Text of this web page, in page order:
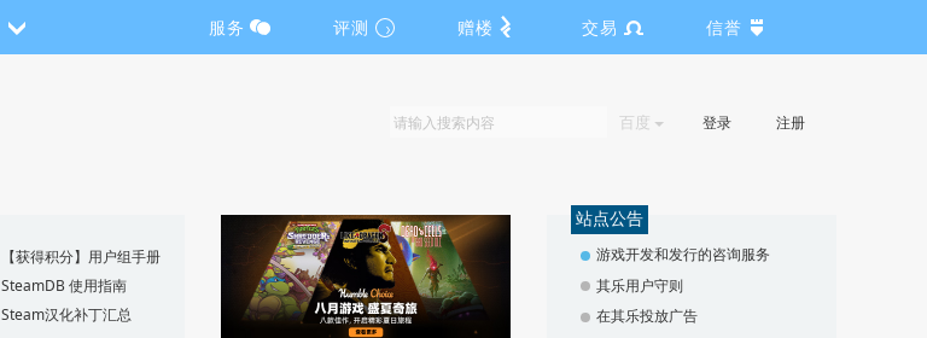
服务 评测 赠楼 交易 信誉
百度 登录 注册
【获得积分】用户组手册
SteamDB 使用指南
Steam汉化补丁汇总
站点公告
游戏开发和发行的咨询服务
其乐用户守则
在其乐投放广告